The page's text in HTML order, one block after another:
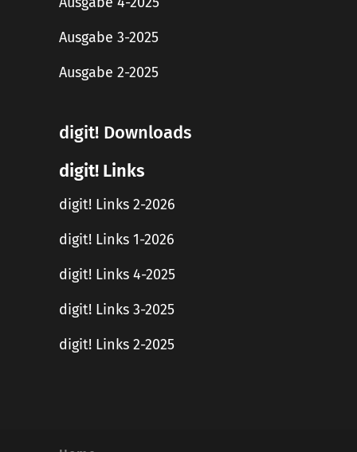
Ausgabe 3-2025
Ausgabe 2-2025
digit! Downloads
digit! Links
digit! Links 2-2026
digit! Links 1-2026
digit! Links 4-2025
digit! Links 3-2025
digit! Links 2-2025